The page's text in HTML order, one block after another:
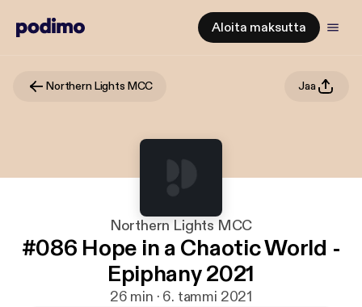
Aloita maksutta
Northern Lights MCC Jaa
Northern Lights MCC
#086 Hope in a Chaotic World -
Epiphany 2021
26 min · 6. tammi 2021